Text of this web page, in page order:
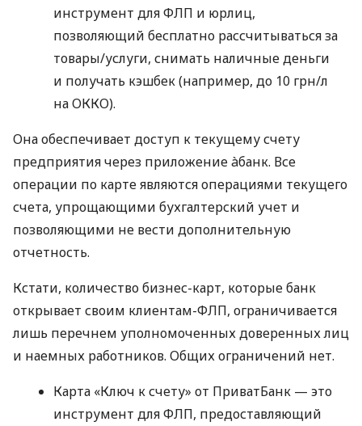
инструмент для ФЛП и юрлиц,
позволяющий бесплатно рассчитываться за
товары/услуги, снимать наличные деньги
и получать кэшбек (например, до 10 грн/л
на ОККО).
Она обеспечивает доступ к текущему счету
предприятия через приложение àбанк. Все
операции по карте являются операциями текущего
счета, упрощающими бухгалтерский учет и
позволяющими не вести дополнительную
отчетность.
Кстати, количество бизнес-карт, которые банк
открывает своим клиентам-ФЛП, ограничивается
лишь перечнем уполномоченных доверенных лиц
и наемных работников. Общих ограничений нет.
Карта «Ключ к счету» от ПриватБанк — это
инструмент для ФЛП, предоставляющий